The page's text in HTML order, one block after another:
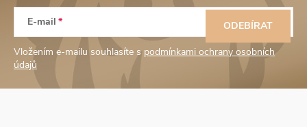
p
E-mail
Vložením e-mailu souhlasíte s podmínkami ochrany osobních
údajů
ODEBÍRAT